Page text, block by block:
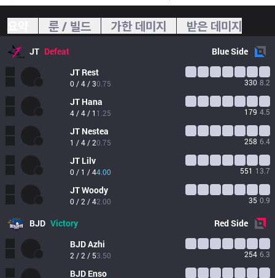
룬 / 빌드 가한 데미지 받은 데미지
JT Defeat BlueSide
JT Rest
0 / 4 / 30.75 330 8.2
JT Hana
4 / 4 / 1 1.25 179 4.5
JT Nestea
1 / 4 / 20.75 258 6.4
JT Lilv
0 / 1 / 44.00 551 13.7
JTWoody
0 / 2 / 42.00 35 0.9
BJD Victory RedSide
BJDAzhi
2 / 2 / 53.50 254 6.3
BJD Enso